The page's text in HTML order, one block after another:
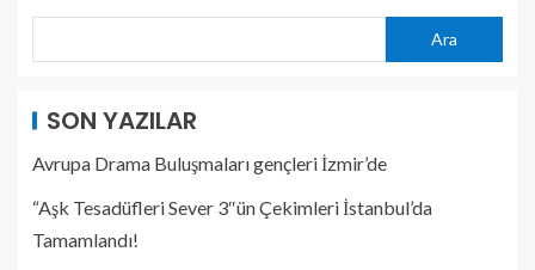
Ara
SON YAZILAR
Avrupa Drama Buluşmaları gençleri İzmir’de
“Aşk Tesadüfleri Sever 3″ün Çekimleri İstanbul’da
Tamamlandı!